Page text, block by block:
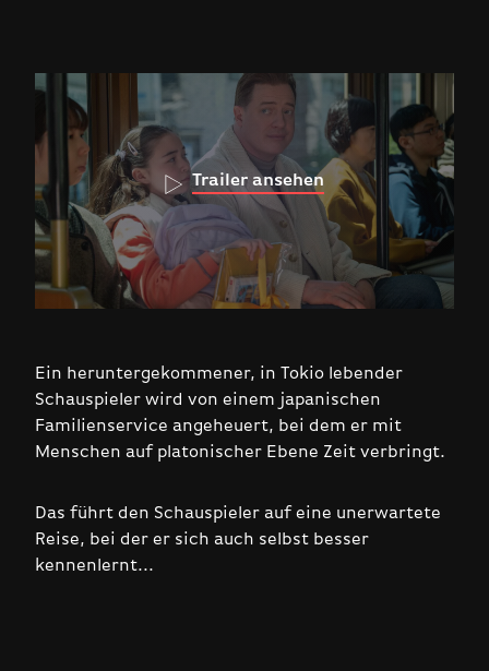
Trailer ansehen
Ein heruntergekommener, in Tokio lebender
Schauspieler wird von einem japanischen
Familienservice angeheuert, bei dem er mit
Menschen auf platonischer Ebene Zeit verbringt.
Das führt den Schauspieler auf eine unerwartete
Reise, bei der er sich auch selbst besser
kennenlernt...